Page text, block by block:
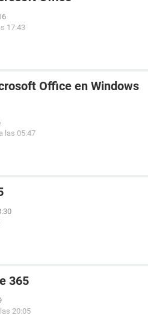
17:43
Office en Windows
las 05:47
365
20:05